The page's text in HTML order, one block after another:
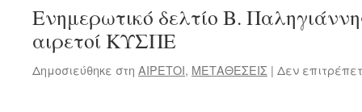
Ενημερωτικό δελτίο Β.
αιρετοί ΚΥΣΠΕ
Δημοσιεύθηκε στη ΑΙΡΕΤΟΙ, ΜΕΤΑΘΕΣΕΙΣ | Δεν